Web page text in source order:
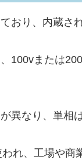
おり、内蔵さ
100vまたは
異なり、単相
れ、工場や